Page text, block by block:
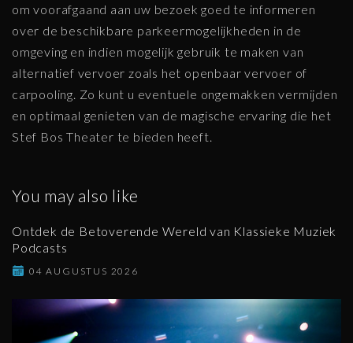
om voorafgaand aan uw bezoek goed te informeren
over de beschikbare parkeermogelijkheden in de
omgeving en indien mogelijk gebruik te maken van
alternatief vervoer zoals het openbaar vervoer of
carpooling. Zo kunt u eventuele ongemakken vermijden
en optimaal genieten van de magische ervaring die het
Stef Bos Theater te bieden heeft.
You may also like
Ontdek de Betoverende Wereld van Klassieke Muziek
Podcasts
04 AUGUSTUS 2026